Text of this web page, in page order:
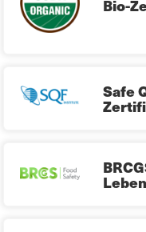
Bio-
Safe